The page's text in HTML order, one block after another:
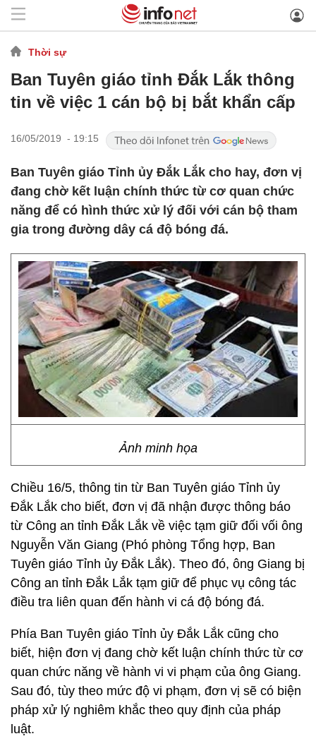
Thời sự
Ban Tuyên giáo tỉnh Đắk Lắk thông
tin về việc 1 cán bộ bị bắt khẩn cấp
16/05/2019 - 19:15
Ban Tuyên giáo Tỉnh ủy Đắk Lắk cho hay, đơn vị
đang chờ kết luận chính thức từ cơ quan chức
năng để có hình thức xử lý đối với cán bộ tham
gia trong đường dây cá độ bóng đá.
Ảnh minh họa
Chiều 16/5, thông tin từ Ban Tuyên giáo Tỉnh ủy
Đắk Lắk cho biết, đơn vị đã nhận được thông báo
từ Công an tỉnh Đắk Lắk về việc tạm giữ đối vối ông
Nguyễn Văn Giang (Phó phòng Tổng hợp, Ban
Tuyên giáo Tỉnh ủy Đắk Lắk). Theo đó, ông Giang bị
Công an tỉnh Đắk Lắk tạm giữ để phục vụ công tác
điều tra liên quan đến hành vi cá độ bóng đá.
Phía Ban Tuyên giáo Tỉnh ủy Đắk Lắk cũng cho
biết, hiện đơn vị đang chờ kết luận chính thức từ cơ
quan chức năng về hành vi vi phạm của ông Giang.
Sau đó, tùy theo mức độ vi phạm, đơn vị sẽ có biện
pháp xử lý nghiêm khắc theo quy định của pháp
luật.